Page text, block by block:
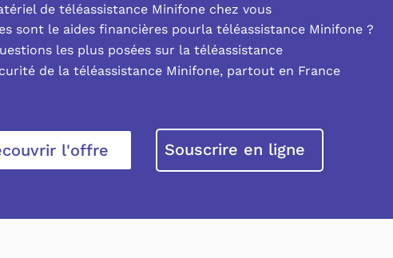
de téléassistance Minifone chez vous
sont le aides financières pourla téléassistance Minifone ?
les plus posées sur la téléassistance
de la téléassistance Minifone, partout en France
l'offre Souscrire en ligne